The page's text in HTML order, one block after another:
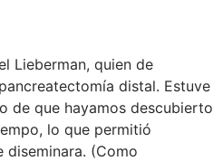
Lieberman, quien de
distal. Estuve
de que hayamos descubierto
lo que permitió
diseminara. (Como